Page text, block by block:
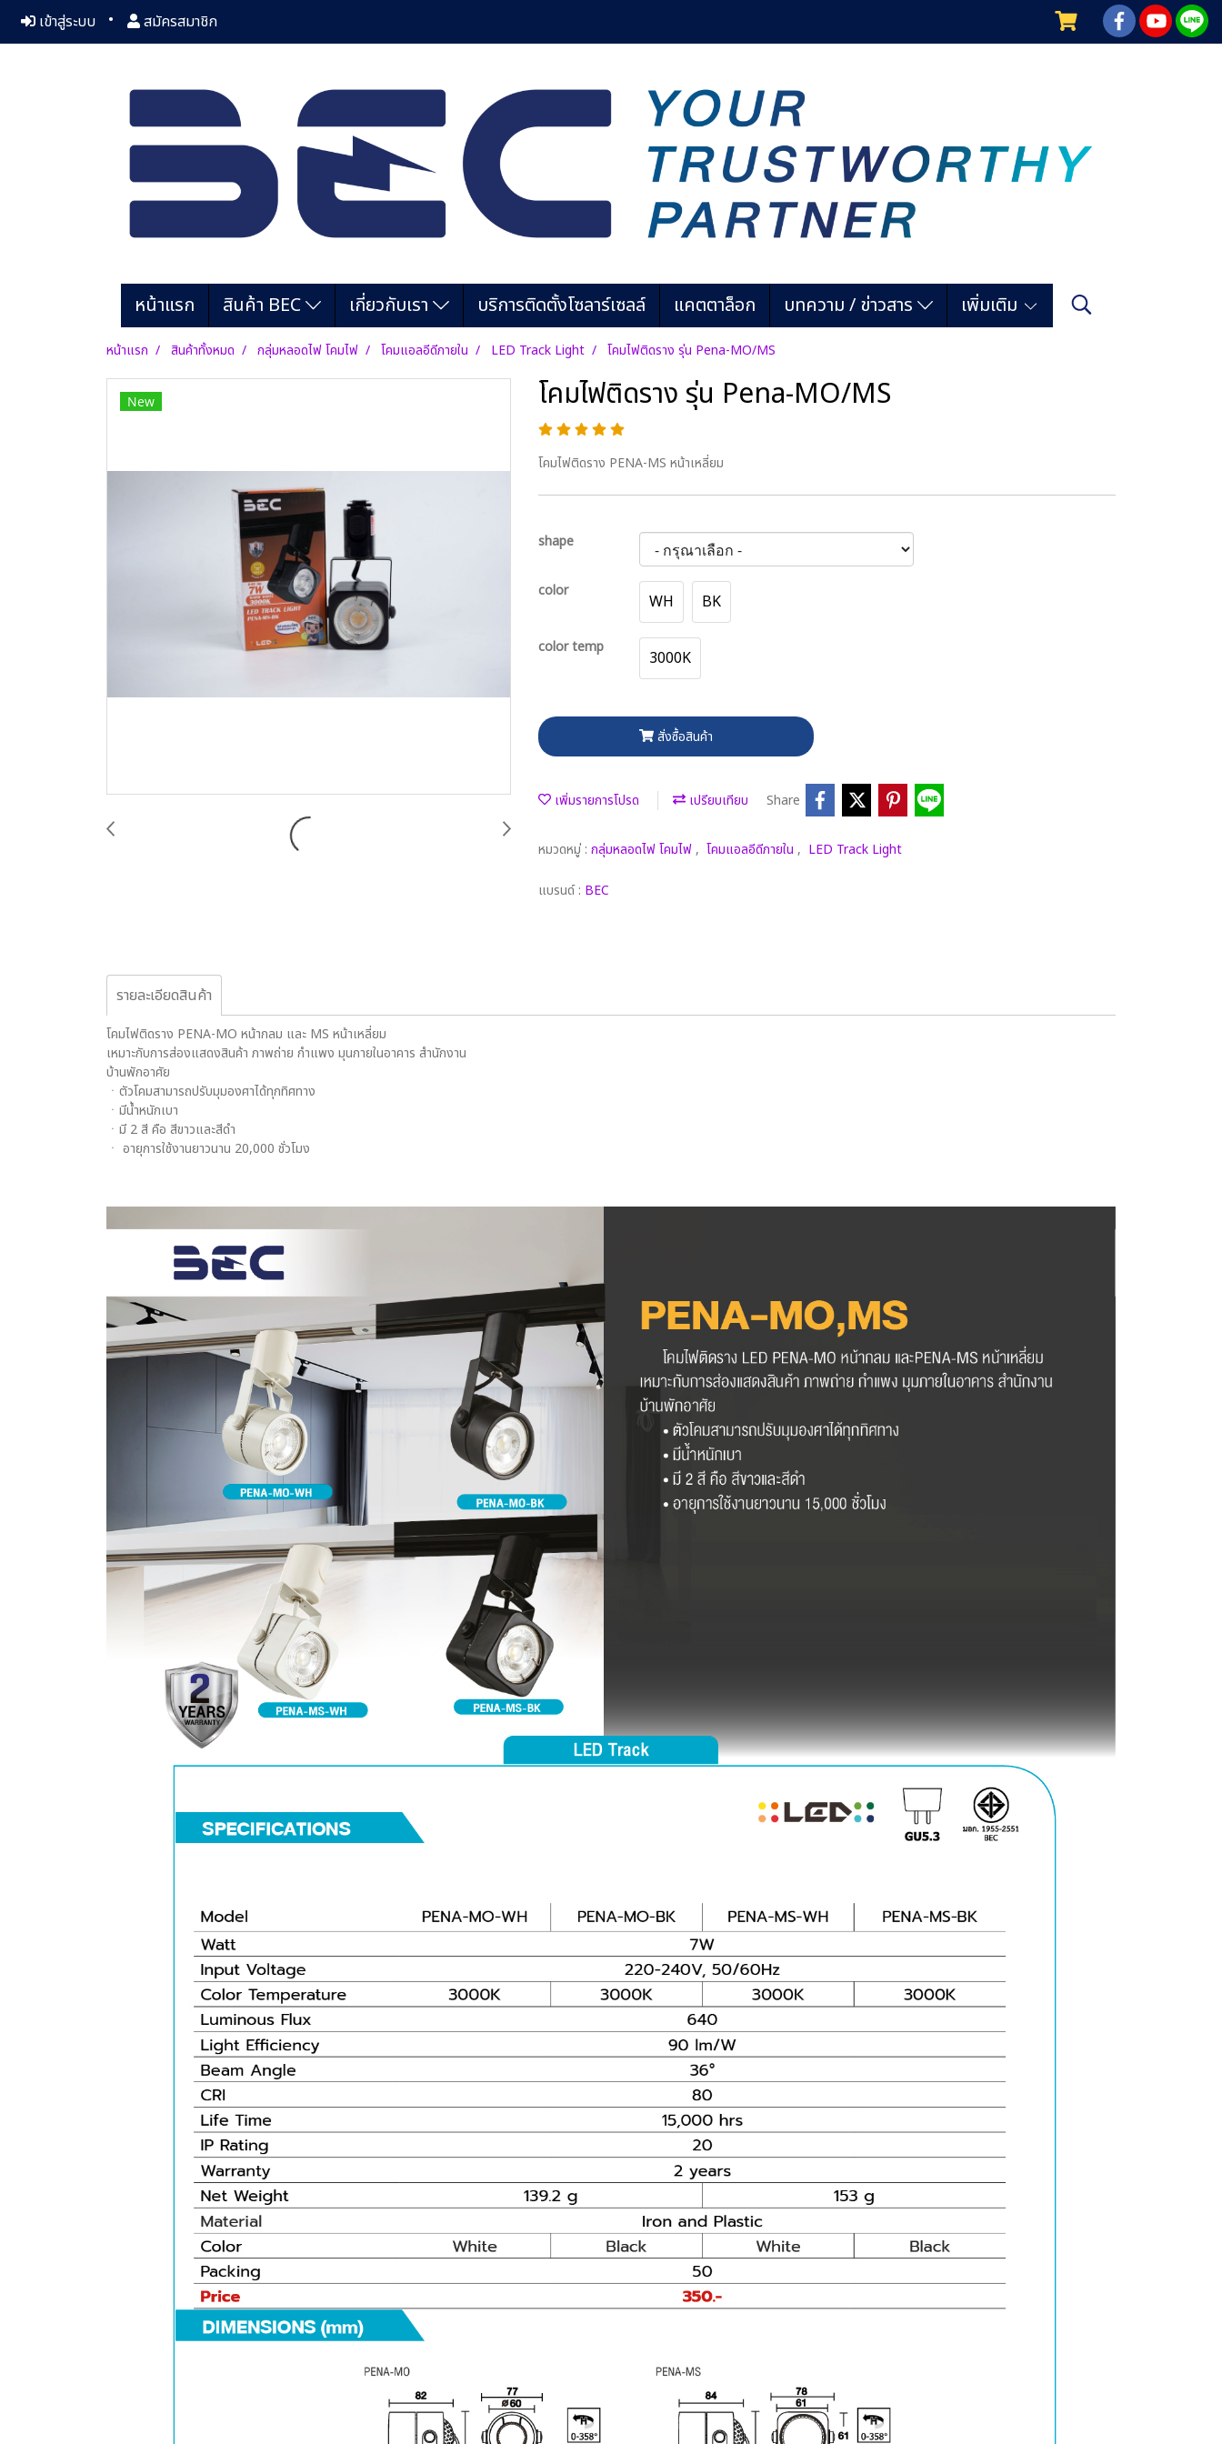
เข้าสู่ระบบ สมัครสมาชิก
หน้าแรก สินค้า BEC เกี่ยวกับเรา บริการติดตั้งโซลาร์เซลล์ แคตตาล็อก บทความ / ข่าวสาร เพิ่มเติม
หน้าแรก สินค้าทั้งหมด กลุ่มหลอดไฟ โคมไฟ โคมแอลอีดีภายใน LED Track Light โคมไฟติดราง รุ่น Pena-MO/MS
New โคมไฟติดราง รุ่น Pena-MO/MS
โคมไฟติดราง PENA-MS หน้าเหลี่ยม
shape
color
WH BK
color temp
3000K
สั่งซื้อสินค้า
เพิ่มรายการโปรด เปรียบเทียบ Share
หมวดหมู่ : กลุ่มหลอดไฟ โคมไฟ , โคมแอลอีดีภายใน , LED Track Light
แบรนด์ : BEC
รายละเอียดสินค้า
โคมไฟติดราง PENA-MO หน้ากลม และ MS หน้าเหลี่ยม
เหมาะกับการส่องแสดงสินค้า ภาพถ่าย กำแพง มุนกายในอาคาร สำนักงาน
บ้านพักอาศัย
ㆍตัวโคมสามารถปรับมุมองศาได้ทุกทิศทาง
ㆍมีน้ำหนักเบา
ㆍมี 2 สี คือ สีขาวและสีดำ
ㆍ อายุการใช้งานยาวนาน 20,000 ชั่วโมง